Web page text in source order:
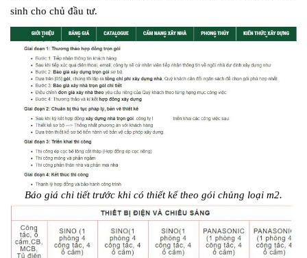
sinh cho chủ đầu tư.
Báo giá chi tiết trước khi có thiết kế theo gói chủng loại m2.